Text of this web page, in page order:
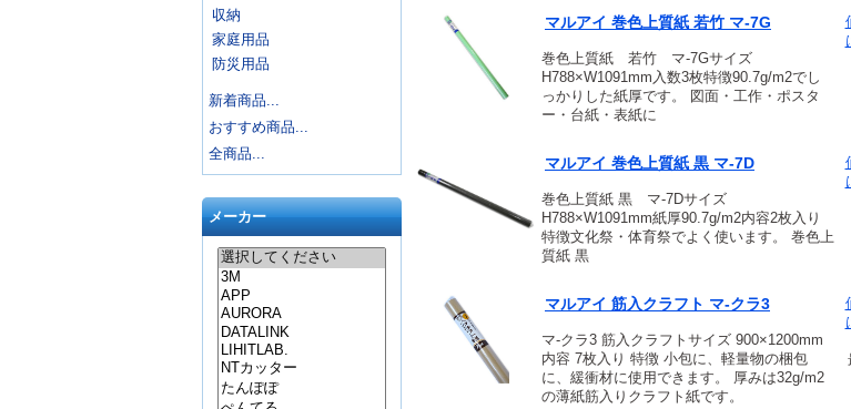
収納
家庭用品
防災用品
新着商品...
おすすめ商品...
全商品...
メーカー
マルアイ 巻色上質紙 若竹 マ-7G
巻色上質紙 若竹 マ-7Gサイズ
H788×W1091mm入数3枚特徴90.7g/m2でし
っかりした紙厚です。 図面・工作・ポスタ
ー・台紙・表紙に
マルアイ 巻色上質紙 黒 マ-7D
巻色上質紙 黒 マ-7Dサイズ
H788×W1091mm紙厚90.7g/m2内容2枚入り
特徴文化祭・体育祭でよく使います。 巻色上
質紙 黒
マルアイ 筋入クラフト マ-クラ3
マ-クラ3 筋入クラフトサイズ 900×1200mm
内容 7枚入り 特徴 小包に、軽量物の梱包
に、緩衝材に使用できます。 厚みは32g/m2
の薄紙筋入りクラフト紙です。